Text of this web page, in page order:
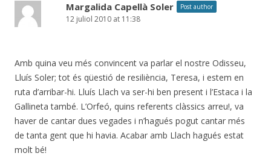
Margalida Capellà Soler Post author
12 juliol 2010 at 11:38
Amb quina veu més convincent va parlar el nostre Odisseu,
Lluís Soler; tot és qüestió de resiliència, Teresa, i estem en
ruta d’arribar-hi. Lluís Llach va ser-hi ben present i l’Estaca i la
Gallineta també. L’Orfeó, quins referents clàssics arreu!, va
haver de cantar dues vegades i n’hagués pogut cantar més
de tanta gent que hi havia. Acabar amb Llach hagués estat
molt bé!